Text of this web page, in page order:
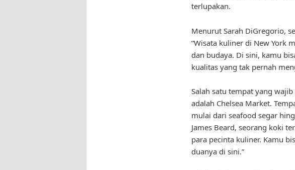
terlupakan.
Menurut Sarah DiGregorio,
“Wisata kuliner di New York
dan budaya. Di sini, kamu
kualitas yang tak pernah
Salah satu tempat yang
adalah Chelsea Market.
mulai dari seafood segar
James Beard, seorang koki
para pecinta kuliner. Kamu
duanya di sini.”